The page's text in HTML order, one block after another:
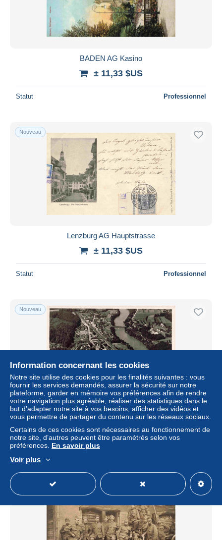
BADEN AG Kasino
± 11,33 $US
Statut Professionnel
Nouveau
Lenzburg AG Hauptstrasse
± 11,33 $US
Statut Professionnel
Nouveau
Murgenthal AG Fliegeraufnahme
± 13,87 $US
Information concernant les cookies
Notre site utilise des cookies pour les finalités suivantes : vous
fournir les services demandés, assurer la sécurité sur notre
plateforme, garder en mémoire vos préférences afin de rendre
votre navigation plus agréable, réaliser des statistiques dans le
but d’adapter notre site à vos besoins, afficher des vidéos et
vous permettre de partager du contenu sur les réseaux sociaux.
Certains de ces cookies sont nécessaires au fonctionnement de
notre site, d’autres peuvent être paramétrés selon vos
préférences. En savoir plus
Voir plus